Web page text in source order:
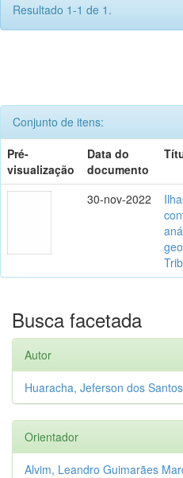
Resultado 1-1 de 1.
Conjunto de itens:
Pré-
visualização
Data do
documento
30-nov-2022
Busca facetada
Autor
Huaracha, Jeferson dos
Orientador
Alvim, Leandro Guimarães